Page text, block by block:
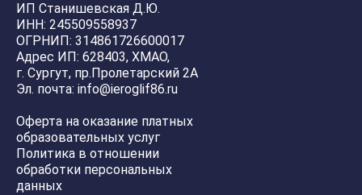
ИП Станишевская Д.Ю.
ИНН: 245509558937
ОГРНИП: 314861726600017
Адрес ИП: 628403, ХМАО,
г. Сургут, пр.Пролетарский 2А
Эл. почта: info@ieroglif86.ru
Оферта на оказание платных
образовательных услуг
Политика в отношении
обработки персональных
данных